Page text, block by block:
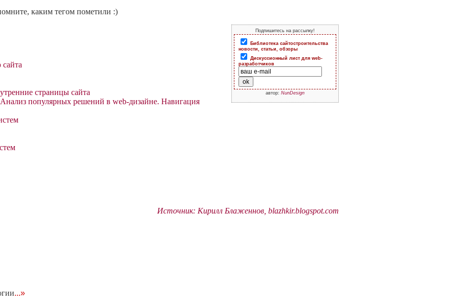
каким тегом пометили :)
Подпишитесь на рассылку!
Библиотека сайтостроительства
новости, статьи, обзоры
Дискуссионный лист для web-
разработчиков
автор: NunDesign
страницы сайта
популярных решений в web-дизайне. Навигация
Источник: Кирилл Блаженнов, blazhkir.blogspot.com
...»